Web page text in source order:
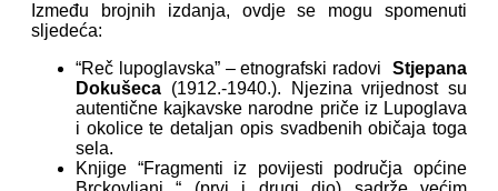
Između brojnih izdanja, ovdje se mogu spomenuti
sljedeća:
“Reč lupoglavska” – etnografski radovi Stjepana
Dokušeca (1912.-1940.). Njezina vrijednost su
autentične kajkavske narodne priče iz Lupoglava
i okolice te detaljan opis svadbenih običaja toga
sela.
Knjige “Fragmenti iz povijesti područja općine